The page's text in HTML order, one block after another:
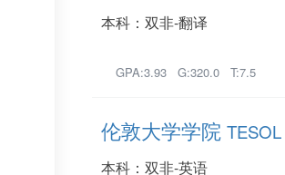
本科：双非-翻译
GPA:3.93 G:320.0 T:7.5
伦敦大学学院 TESOL
本科：双非-英语